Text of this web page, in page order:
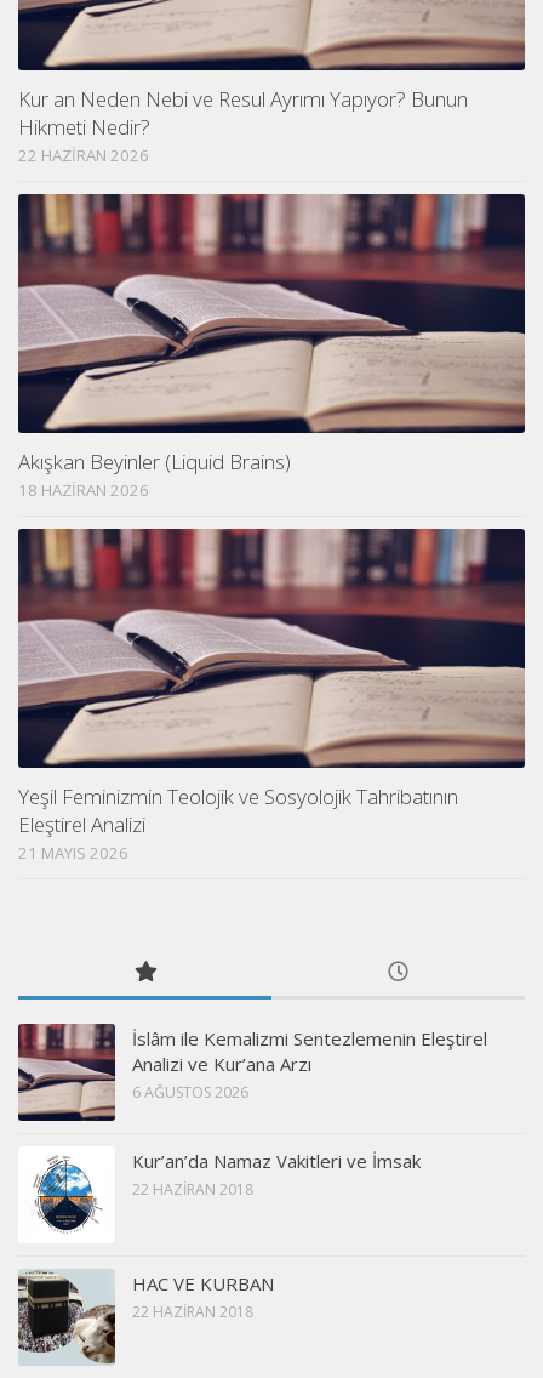
Kur an Neden Nebi ve Resul Ayrımı Yapıyor? Bunun
Hikmeti Nedir?
22 HAZIRAN 2026
Akışkan Beyinler (Liquid Brains)
18 HAZIRAN 2026
Yeşil Feminizmin Teolojik ve Sosyolojik Tahribatının
Eleştirel Analizi
21 MAYIS 2026
İslâm ile Kemalizmi Sentezlemenin Eleştirel
Analizi ve Kur’ana Arzı
6 AĞUSTOS 2026
Kur’an’da Namaz Vakitleri ve İmsak
22 HAZIRAN 2018
HAC VE KURBAN
22 HAZIRAN 2018